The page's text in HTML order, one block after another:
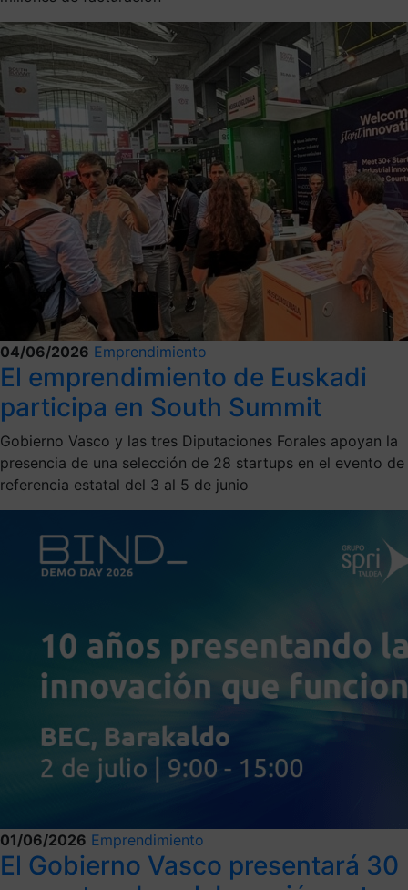
04/06/2026 Emprendimiento
El emprendimiento de Euskadi
participa en South Summit
Gobierno Vasco y las tres Diputaciones Forales apoyan la
presencia de una selección de 28 startups en el evento de
referencia estatal del 3 al 5 de junio
01/06/2026 Emprendimiento
El Gobierno Vasco presentará 30